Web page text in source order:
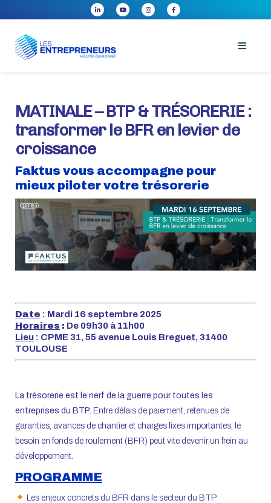
MATINALE – BTP & TRÉSORERIE :
transformer le BFR en levier de
croissance
Faktus vous accompagne pour
mieux piloter votre trésorerie
Date : Mardi 16 septembre 2025
Horaires : De 09h30 à 11h00
Lieu : CPME 31, 55 avenue Louis Breguet, 31400
TOULOUSE
La trésorerie est le nerf de la guerre pour toutes les
entreprises du BTP. Entre délais de paiement, retenues de
garanties, avances de chantier et charges fixes importantes, le
besoin en fonds de roulement (BFR) peut vite devenir un frein au
développement.
PROGRAMME
Les enjeux concrets du BFR dans le secteur du BTP